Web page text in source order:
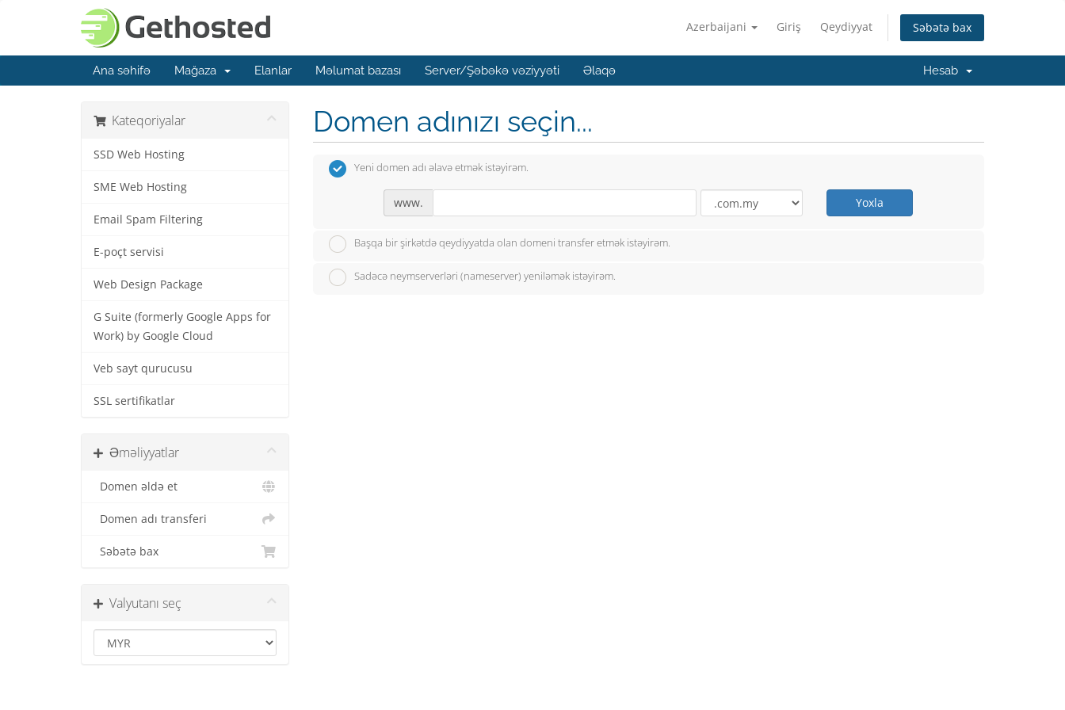
Azerbaijani Giriş Qeydiyyat Səbətə bax
Ana səhifə Mağaza Elanlar Məlumat bazası Server/Şəbəkə vəziyyəti Əlaqə Hesab
Kateqoriyalar
SSD Web Hosting
SME Web Hosting
Email Spam Filtering
E-poçt servisi
Web Design Package
G Suite (formerly Google Apps for
Work) by Google Cloud
Veb sayt qurucusu
SSL sertifikatlar
Əməliyyatlar
Domen əldə et
Domen adı transferi
Səbətə bax
Valyutanı seç
Domen adınızı seçin...
Yeni domen adı əlavə etmək istəyirəm.
www. Yoxla
Başqa bir şirkətdə qeydiyyatda olan domeni transfer etmək istəyirəm.
Sadəcə neymserverləri (nameserver) yeniləmək istəyirəm.